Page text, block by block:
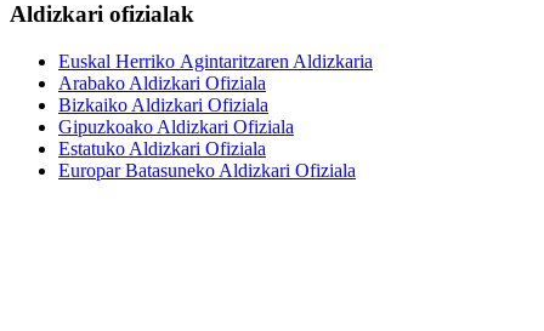
Aldizkari ofizialak
Euskal Herriko Agintaritzaren Aldizkaria
Arabako Aldizkari Ofiziala
Bizkaiko Aldizkari Ofiziala
Gipuzkoako Aldizkari Ofiziala
Estatuko Aldizkari Ofiziala
Europar Batasuneko Aldizkari Ofiziala